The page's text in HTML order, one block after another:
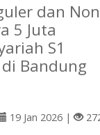
dan Non
5 Juta
S1
Bandung
19 Jan 2026 |